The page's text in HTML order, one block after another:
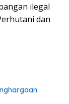
ilegal
dan